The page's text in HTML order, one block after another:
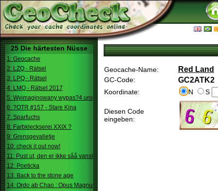
25 Die härtesten Nüsse
1: Geocache
2: LZQ - Rätsel
3: LPQ - Rätsel
4: LMQ - Rätsel 2017
5: Wyimaginowany wypas?4 urodziny
6: ?OTR #157 - Stare Kina
7: Sparfuchs
8: Farbkleckserei XXIX ?
9: Grensgevalletje
10: check it out now!
11: Pust ut, den er ikke såå vanskelig.
12: Poeticka
13: Back to the stone age
14: Ordo ab Chao : Opus Magnum
Geocache-Name: Red Land
GC-Code: GC2ATK2
Koordinate: N S
Diesen Code
eingeben: